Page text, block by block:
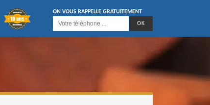
ON VOUS RAPPELLE GRATUITEMENT